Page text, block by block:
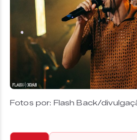
Fotos por: Flash Back/